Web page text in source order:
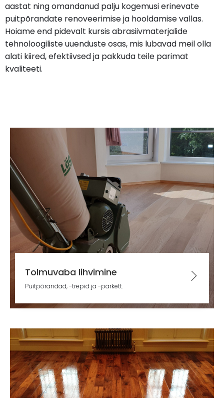
aastat ning omandanud palju kogemusi erinevate
puitpõrandate renoveerimise ja hooldamise vallas.
Hoiame end pidevalt kursis abrasiivmaterjalide
tehnoloogiliste uuenduste osas, mis lubavad meil olla
alati kiired, efektiivsed ja pakkuda teile parimat
kvaliteeti.
Tolmuvaba lihvimine
Puitpõrandad, -trepid ja -parkett.